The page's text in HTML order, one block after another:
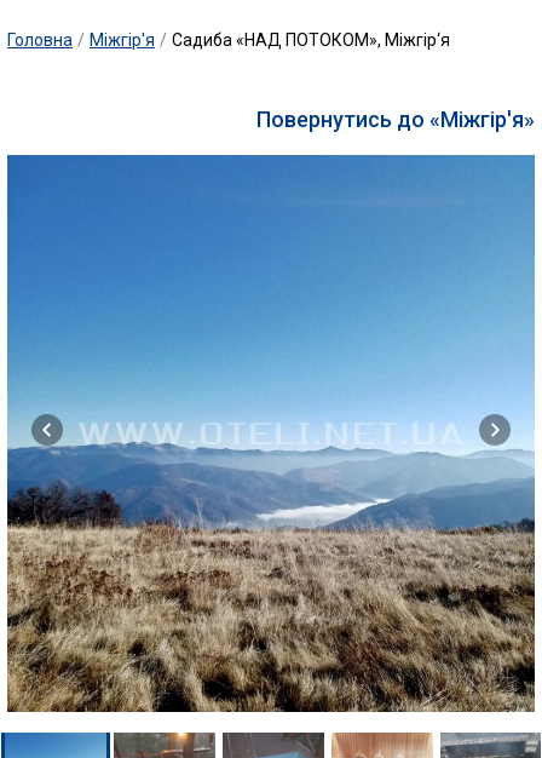
Головна / Міжгір'я / Садиба «НАД ПОТОКОМ», Міжгір‘я
Повернутись до «Міжгір'я»